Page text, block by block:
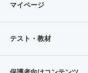
マイページ
テスト・教材